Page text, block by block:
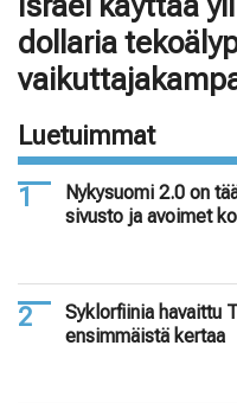
dollaria
Luetuimmat
Nykysuomi 2.0 on
sivusto ja avoimet
Syklorfiinia havaittu
ensimmäistä kertaa